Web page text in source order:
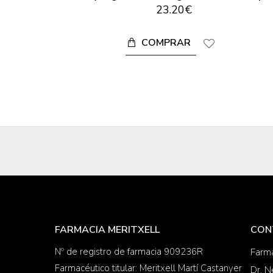
23.20€
COMPRAR
FARMACIA MERITXELL
Nº de registro de farmacia 909236R
Farmacéutico titular: Meritxell Martí Castanyer
Dr.